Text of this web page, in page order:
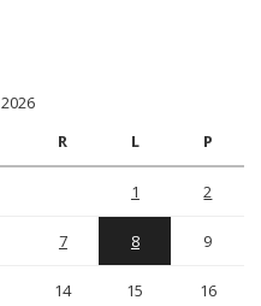
R L P
1 2
7 8 9
14 15 16